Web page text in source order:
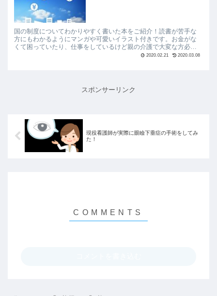
国の制度についてわかりやすく書いた本をご紹介！読書が苦手な
方にもわかるようにマンガや可愛いイラスト付きです。お金がな
くて困っていたり、仕事をしているけど親の介護で大変な方必見
2020.02.21 2020.03.08
スポンサーリンク
現役看護師が実際に眼瞼下垂症の手術をしてみ
た！